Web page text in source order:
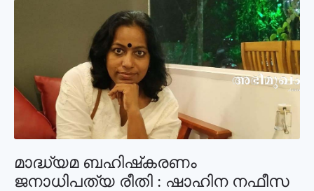
മാദ്ധ്യമ ബഹിഷ്‌കരണം
ജനാധിപത്യ രീതി : ഷാഹിന നഫീസ